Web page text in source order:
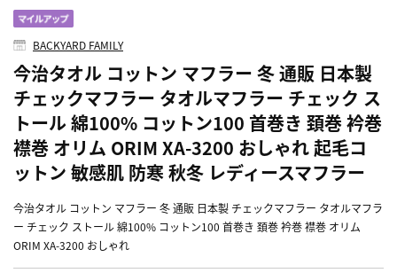
BACKYARD FAMILY
今治タオル コットン マフラー 冬 通販 日本製
チェックマフラー タオルマフラー チェック ス
トール 綿100% コットン100 首巻き 頚巻 衿巻
襟巻 オリム ORIM XA-3200 おしゃれ 起毛コ
ットン 敏感肌 防寒 秋冬 レディースマフラー
今治タオル コットン マフラー 冬 通販 日本製 チェックマフラー タオルマフラ
ー チェック ストール 綿100% コットン100 首巻き 頚巻 衿巻 襟巻 オリム
ORIM XA-3200 おしゃれ